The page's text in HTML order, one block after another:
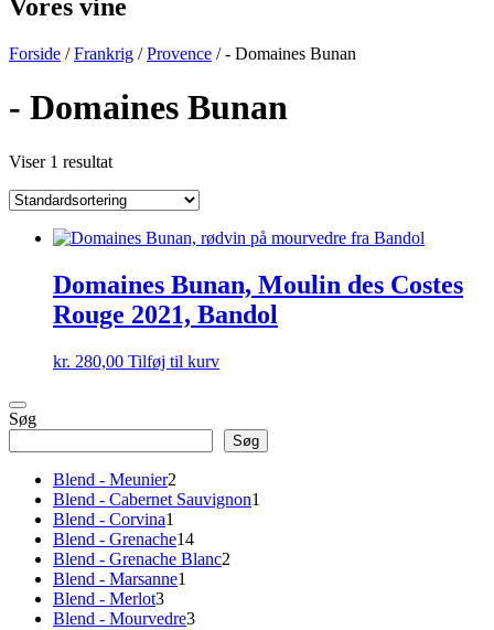
Vores vine
Forside /Frankrig /Provence / - Domaines Bunan
- Domaines Bunan
Viser 1 resultat
Domaines Bunan, Moulin des Costes
Rouge 2021, Bandol
kr. 280,00 Tilføj til kurv
Søg
Søg
Blend - Meunier2
varer
Blend - Cabernet Sauvignon1
Blend - Corvina1
vare
Blend - Grenache1414
varer
Blend - Grenache Blanc2
Blend - Marsanne1
Blend - Merlot33
varer
Blend - Mourvedre33